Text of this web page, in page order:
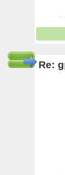
Re: